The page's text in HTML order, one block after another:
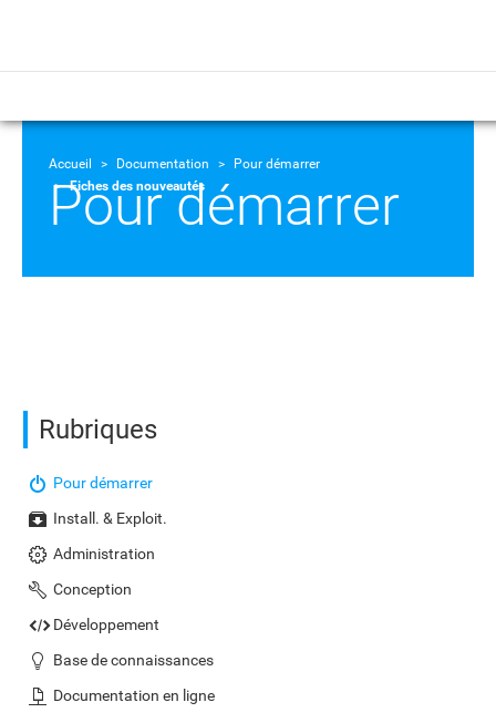
Accueil Documentation
Pour démarrer
Fiches des nouveautés
Pour démarrer
Rubriques
Pour démarrer
Install. & Exploit.
Administration
Conception
Développement
Base de connaissances
Documentation en ligne